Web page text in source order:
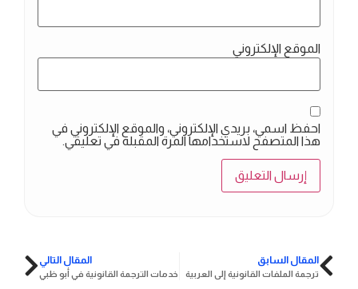
الموقع الإلكتروني
احفظ اسمي، بريدي الإلكتروني، والموقع الإلكتروني في
هذا المتصفح لاستخدامها المرة المقبلة في تعليقي.
المقال السابق
ترجمة الملفات القانونية إلى العربية
المقال التالي
خدمات الترجمة القانونية في أبو ظبي